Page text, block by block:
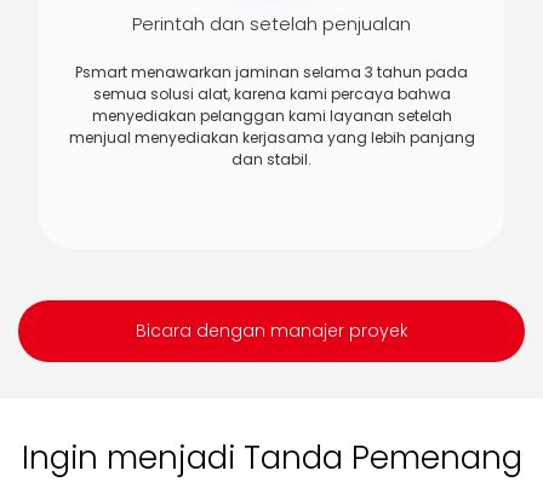
Perintah dan setelah penjualan
Psmart menawarkan jaminan selama 3 tahun pada
semua solusi alat, karena kami percaya bahwa
menyediakan pelanggan kami layanan setelah
menjual menyediakan kerjasama yang lebih panjang
dan stabil.
Bicara dengan manajer proyek
Ingin menjadi Tanda Pemenang